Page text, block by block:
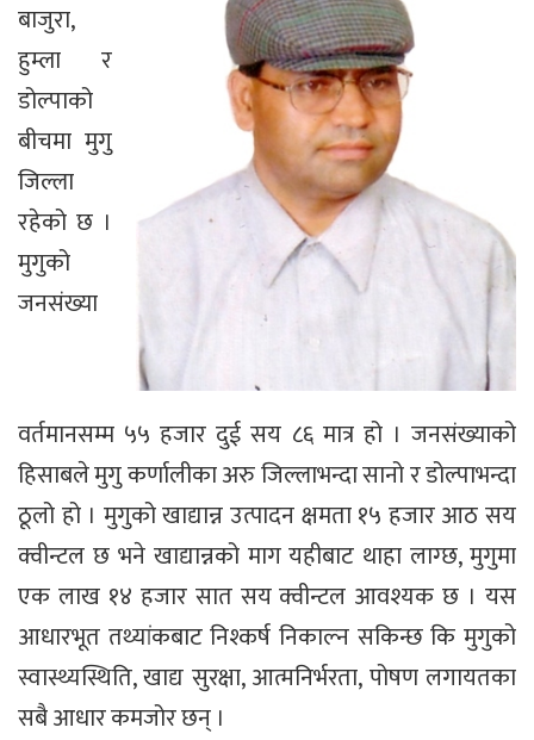
बाजुरा,
हुम्ला र
डोल्पाको
बीचमा मुगु
जिल्ला
रहेको छ ।
मुगुको
जनसंख्या
वर्तमानसम्म ५५ हजार दुई सय ८६ मात्र हो । जनसंख्याको
हिसाबले मुगु कर्णालीका अरु जिल्लाभन्दा सानो र डोल्पाभन्दा
ठूलो हो । मुगुको खाद्यान्न उत्पादन क्षमता १५ हजार आठ सय
क्वीन्टल छ भने खाद्यान्नको माग यहीबाट थाहा लाग्छ, मुगुमा
एक लाख १४ हजार सात सय क्वीन्टल आवश्यक छ । यस
आधारभूत तथ्यांकबाट निश्कर्ष निकाल्न सकिन्छ कि मुगुको
स्वास्थ्यस्थिति, खाद्य सुरक्षा, आत्मनिर्भरता, पोषण लगायतका
सबै आधार कमजोर छन् ।